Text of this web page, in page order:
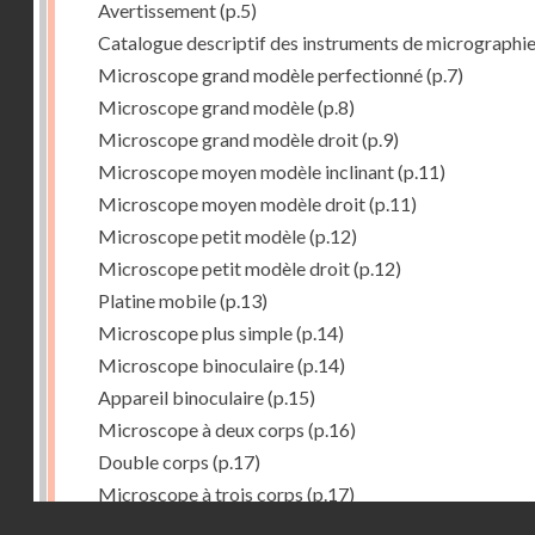
Avertissement(p.5)
Catalogue descriptif des instruments de micrographie
Microscope grand modèle perfectionné(p.7)
Microscope grand modèle(p.8)
Microscope grand modèle droit(p.9)
Microscope moyen modèle inclinant(p.11)
Microscope moyen modèle droit(p.11)
Microscope petit modèle(p.12)
Microscope petit modèle droit(p.12)
Platine mobile(p.13)
Microscope plus simple(p.14)
Microscope binoculaire(p.14)
Appareil binoculaire(p.15)
Microscope à deux corps (p.16)
Double corps (p.17)
Microscope à trois corps (p.17)